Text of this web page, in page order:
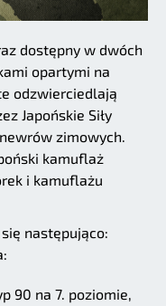
dostępny w dwóch
opartymi na
odzwierciedlają
Japońskie Siły
zimowych.
kamuflaż
i kamuflażu
następująco:
90 na 7. poziomie,